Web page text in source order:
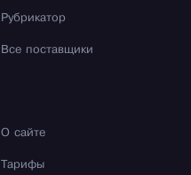
Рубрикатор
Все поставщики
О сайте
Тарифы